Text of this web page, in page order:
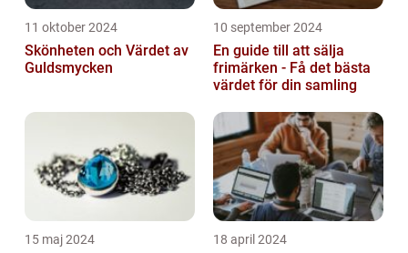
11 oktober 2024
Skönheten och Värdet av
Guldsmycken
10 september 2024
En guide till att sälja
frimärken - Få det bästa
värdet för din samling
15 maj 2024 18 april 2024